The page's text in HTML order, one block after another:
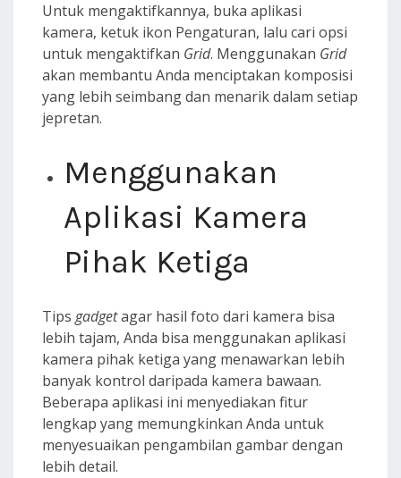
Untuk mengaktifkannya, buka aplikasi
kamera, ketuk ikon Pengaturan, lalu cari opsi
untuk mengaktifkan Grid. Menggunakan Grid
akan membantu Anda menciptakan komposisi
yang lebih seimbang dan menarik dalam setiap
jepretan.
Menggunakan
Aplikasi Kamera
Pihak Ketiga
Tips gadgetagar hasil foto dari kamera bisa
lebih tajam, Anda bisa menggunakan aplikasi
kamera pihak ketiga yang menawarkan lebih
banyak kontrol daripada kamera bawaan.
Beberapa aplikasi ini menyediakan fitur
lengkap yang memungkinkan Anda untuk
menyesuaikan pengambilan gambar dengan
lebih detail.